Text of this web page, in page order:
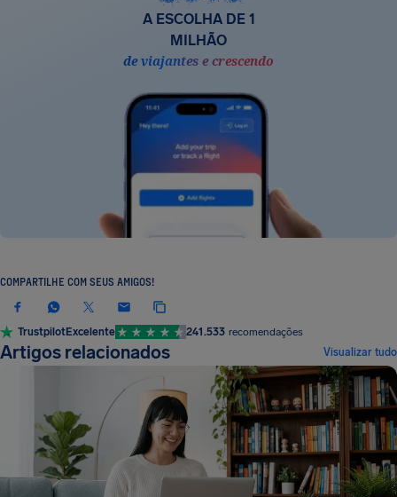
A ESCOLHA DE 1
MILHÃO
de viajantes e crescendo
COMPARTILHE COM SEUS AMIGOS!
TrustpilotExcelente 241.533 recomendações
Artigos relacionados Visualizar tudo